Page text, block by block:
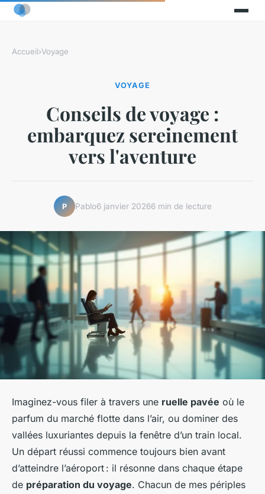
Accueil›Voyage
VOYAGE
Conseils de voyage :
embarquez sereinement
vers l'aventure
P Pablo6 janvier 20266 min de lecture
Imaginez-vous filer à travers une ruelle pavée où le
parfum du marché flotte dans l’air, ou dominer des
vallées luxuriantes depuis la fenêtre d’un train local.
Un départ réussi commence toujours bien avant
d’atteindre l’aéroport : il résonne dans chaque étape
de préparation du voyage. Chacun de mes périples